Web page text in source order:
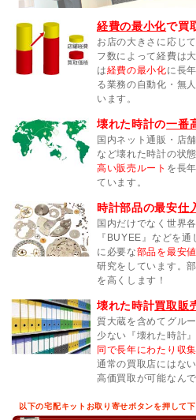
経費の最小化で買
お店の大きさに応じ
フ数によって経費は
は経費の最小化に長
る業務の自動化・無
います。
壊れた時計の一番
国内ネット通販・店
など壊れた時計の状
高い販売ルート を長
ています。
時計部品の最安仕
国内だけでなく世界
『BUYEE』などを
に必要な部品を最安
研究をしています。
を高くします！
壊れた時計買取販
質大蔵を含めてグル
少ない『壊れた時計
同で長年にわたり収
通常の買取店にはな
高価買取が可能なんで
以下の宅配キットお取り寄せボタンを押して